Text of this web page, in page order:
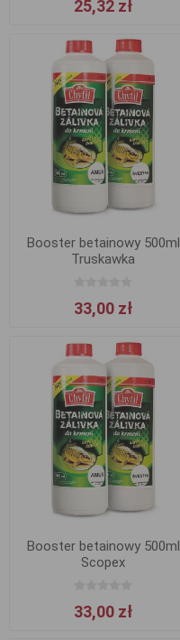
25,32 zł
Booster betainowy 500ml
Truskawka
33,00 zł
Booster betainowy 500ml
Scopex
33,00 zł